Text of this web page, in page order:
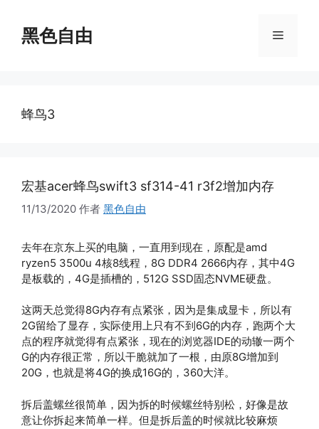
黑色自由 菜
蜂鸟3
宏基acer蜂鸟swift3 sf314-41 r3f2增加内存
11/13/2020 作者 黑色自由
去年在京东上买的电脑，一直用到现在，原配是amd
ryzen5 3500u 4核8线程，8G DDR4 2666内存，其中4G
是板载的，4G是插槽的，512G SSD固态NVME硬盘。
这两天总觉得8G内存有点紧张，因为是集成显卡，所以有
2G留给了显存，实际使用上只有不到6G的内存，跑两个大
点的程序就觉得有点紧张，现在的浏览器IDE的动辙一两个
G的内存很正常，所以干脆就加了一根，由原8G增加到
20G，也就是将4G的换成16G的，360大洋。
拆后盖螺丝很简单，因为拆的时候螺丝特别松，好像是故
意让你拆起来简单一样。但是拆后盖的时候就比较麻烦